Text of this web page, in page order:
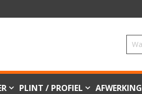
PLINT / PROFIEL AFWERKING